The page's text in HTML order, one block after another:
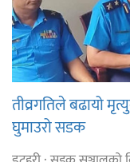
तीव्रगतिले बढायो
घुमाउरो सडक